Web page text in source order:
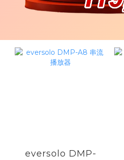
eversolo DMP-